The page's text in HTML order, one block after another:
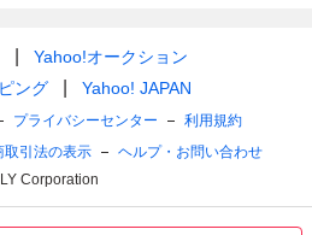
Yahoo!オークション
ング
Yahoo! JAPAN
プライバシーセンター
利用規約
取引法の表示
ヘルプ・お問い合わせ
Corporation